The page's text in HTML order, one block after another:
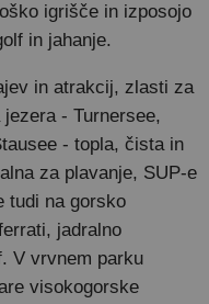
igrišče in izposojo
in jahanje.
in atrakcij, zlasti za
- Turnersee,
- topla, čista in
za plavanje, SUP-e
tudi na gorsko
jadralno
V vrvnem parku
visokogorske